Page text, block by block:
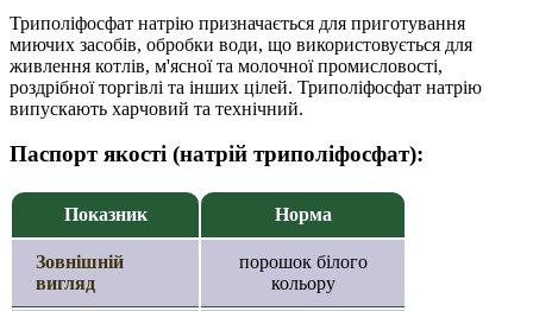
Триполіфосфат натрію призначається для приготування
миючих засобів, обробки води, що використовується для
живлення котлів, м'ясної та молочної промисловості,
роздрібної торгівлі та інших цілей. Триполіфосфат натрію
випускають харчовий та технічний.
Паспорт якості (натрій триполіфосфат):
Показник Норма
Зовнішній
вигляд
порошок білого
кольору